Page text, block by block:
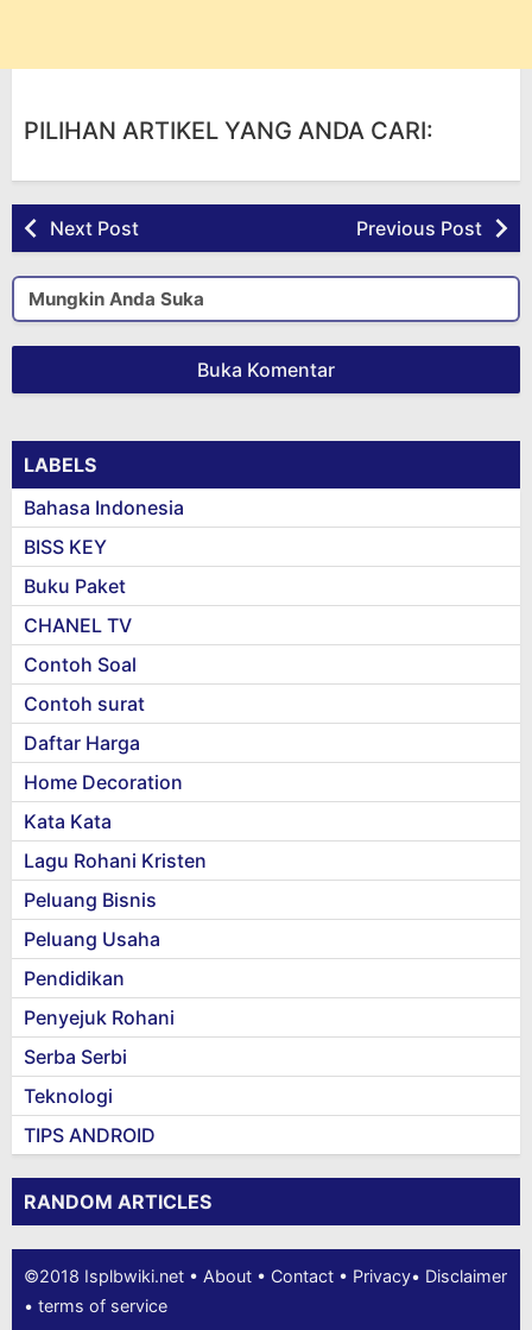
PILIHAN ARTIKEL YANG ANDA CARI:
Next Post Previous Post
Mungkin Anda Suka
Buka Komentar
LABELS
Bahasa Indonesia
BISS KEY
Buku Paket
CHANEL TV
Contoh Soal
Contoh surat
Daftar Harga
Home Decoration
Kata Kata
Lagu Rohani Kristen
Peluang Bisnis
Peluang Usaha
Pendidikan
Penyejuk Rohani
Serba Serbi
Teknologi
TIPS ANDROID
RANDOM ARTICLES
©2018 Isplbwiki.net • About • Contact • Privacy• Disclaimer
• terms of service